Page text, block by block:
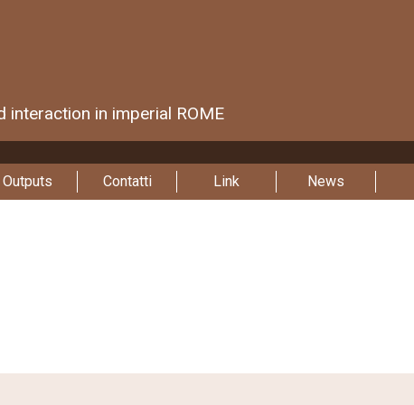
in imperial ROME
Outputs Contatti Link News